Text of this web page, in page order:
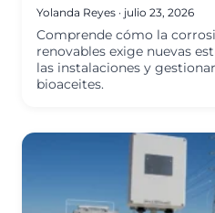
Yolanda Reyes · julio 23, 2026
Comprende cómo la
renovables exige nuevas
las instalaciones y
bioaceites.